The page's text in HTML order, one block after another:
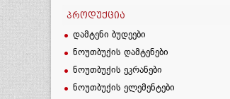
ᲞᲠᲝᲓᲣᲥᲪᲘᲐ
დამტენი ბუდეები
ნოუთბუქის დამტენები
ნოუთბუქის ეკრანები
ნოუთბუქის ელემენტები